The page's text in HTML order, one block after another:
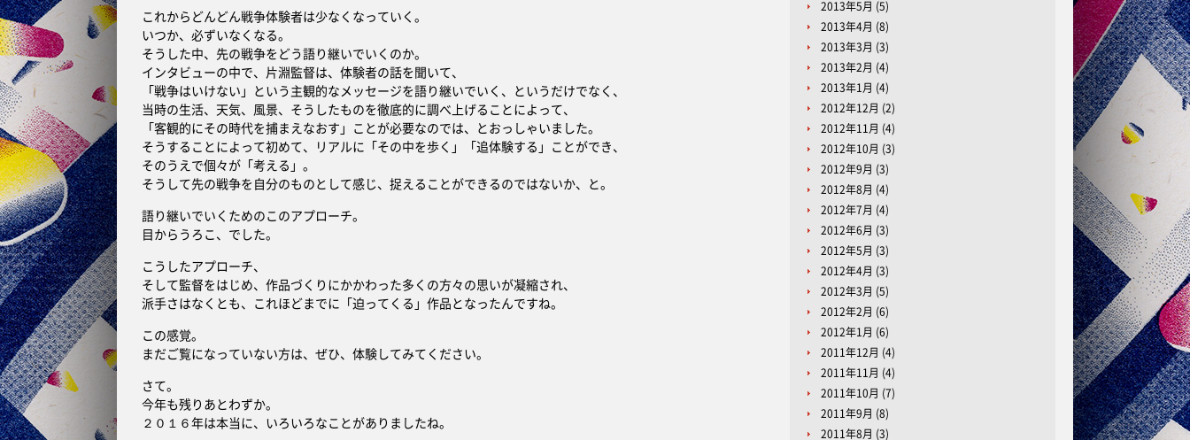
これからどんどん戦争体験者は少なくなっていく。
いつか、必ずいなくなる。
そうした中、先の戦争をどう語り継いでいくのか。
インタビューの中で、片淵監督は、体験者の話を聞いて、
「戦争はいけない」という主観的なメッセージを語り継いでいく、というだけでなく、
当時の生活、天気、風景、そうしたものを徹底的に調べ上げることによって、
「客観的にその時代を捕まえなおす」ことが必要なのでは、とおっしゃいました。
そうすることによって初めて、リアルに「その中を歩く」「追体験する」ことができ、
そのうえで個々が「考える」。
そうして先の戦争を自分のものとして感じ、捉えることができるのではないか、と。
語り継いでいくためのこのアプローチ。
目からうろこ、でした。
こうしたアプローチ、
そして監督をはじめ、作品づくりにかかわった多くの方々の思いが凝縮され、
派手さはなくとも、これほどまでに「迫ってくる」作品となったんですね。
この感覚。
まだご覧になっていない方は、ぜひ、体験してみてください。
さて。
今年も残りあとわずか。
２０１６年は本当に、いろいろなことがありましたね。
2013年5月 (5)
2013年4月 (8)
2013年3月 (3)
2013年2月 (4)
2013年1月 (4)
2012年12月 (2)
2012年11月 (4)
2012年10月 (3)
2012年9月 (3)
2012年8月 (4)
2012年7月 (4)
2012年6月 (3)
2012年5月 (3)
2012年4月 (3)
2012年3月 (5)
2012年2月 (6)
2012年1月 (6)
2011年12月 (4)
2011年11月 (4)
2011年10月 (7)
2011年9月 (8)
2011年8月 (3)